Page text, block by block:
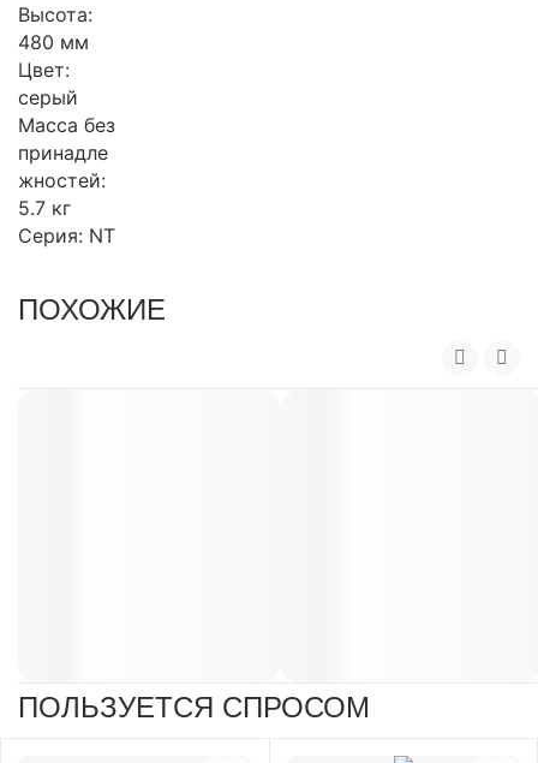
Высота:
480 мм
Цвет:
серый
Масса без
принадле
жностей:
5.7 кг
Серия: NT
ПОХОЖИЕ
ПОЛЬЗУЕТСЯ СПРОСОМ